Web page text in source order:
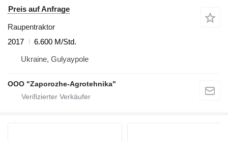
Preis auf Anfrage
Raupentraktor
2017
6.600 M/Std.
Ukraine, Gulyaypole
OOO "Zaporozhe-Agrotehnika"